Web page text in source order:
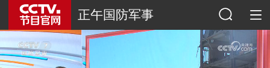
正午国防军事